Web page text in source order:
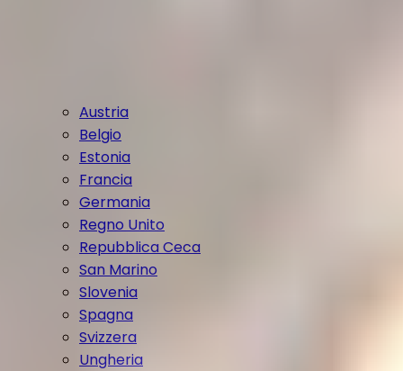
Austria
Belgio
Estonia
Francia
Germania
Regno Unito
Repubblica Ceca
San Marino
Slovenia
Spagna
Svizzera
Ungheria